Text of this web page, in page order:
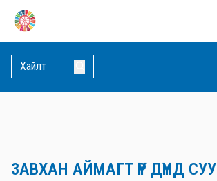
ЗАВХАН АЙМАГТ ҮР ДҮНД